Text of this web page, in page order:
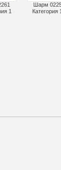
1
Шарм
Категория 1